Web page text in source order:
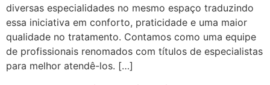
diversas especialidades no mesmo espaço traduzindo
essa iniciativa em conforto, praticidade e uma maior
qualidade no tratamento. Contamos como uma equipe
de profissionais renomados com títulos de especialistas
para melhor atendê-los. […]